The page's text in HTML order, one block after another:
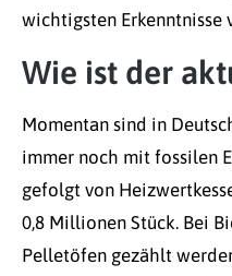
wichtigsten Erkenntnisse
Wie ist der
Momentan sind in
immer noch mit fossilen
gefolgt von
0,8 Millionen Stück. Bei
Pelletöfen gezählt